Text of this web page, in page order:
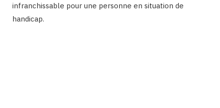
infranchissable pour une personne en situation de
handicap.